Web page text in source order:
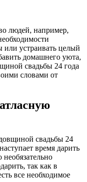
людей, например,
или устраивать целый
домашнего уюта,
свадьбы 24 года
словами от
свадьбы 24
время дарить
так как в
все необходимое